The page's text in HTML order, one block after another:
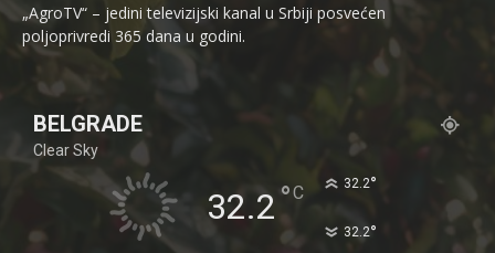
„AgroTV“ – jedini televizijski kanal u Srbiji posvećen
poljoprivredi 365 dana u godini.
BELGRADE
Clear Sky
32.2 °C 32.2°
32.2°